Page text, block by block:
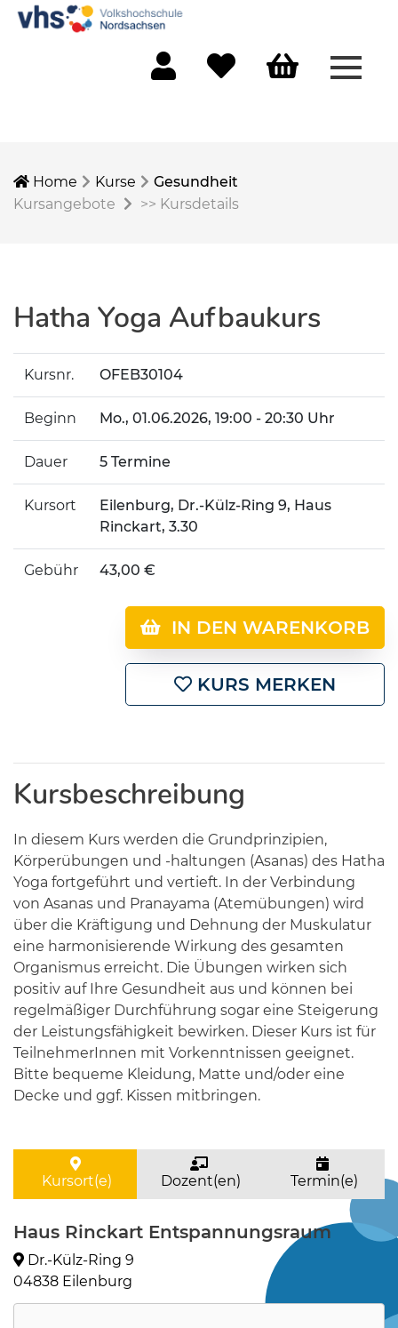
Home Kurse
Gesundheit
Kursangebote
>> Kursdetails
Hatha Yoga Aufbaukurs
Kursnr. OFEB30104
Beginn Mo., 01.06.2026, 19:00 - 20:30 Uhr
Dauer 5 Termine
Kursort
Eilenburg, Dr.-Külz-Ring 9, Haus
Rinckart, 3.30
Gebühr 43,00 €
IN DEN WARENKORB
KURS MERKEN
Kursbeschreibung
In diesem Kurs werden die Grundprinzipien,
Körperübungen und -haltungen (Asanas) des Hatha
Yoga fortgeführt und vertieft. In der Verbindung
von Asanas und Pranayama (Atemübungen) wird
über die Kräftigung und Dehnung der Muskulatur
eine harmonisierende Wirkung des gesamten
Organismus erreicht. Die Übungen wirken sich
positiv auf Ihre Gesundheit aus und können bei
regelmäßiger Durchführung sogar eine Steigerung
der Leistungsfähigkeit bewirken. Dieser Kurs ist für
TeilnehmerInnen mit Vorkenntnissen geeignet.
Bitte bequeme Kleidung, Matte und/oder eine
Decke und ggf. Kissen mitbringen.
Kursort(e) Dozent(en) Termin(e)
Haus Rinckart Entspannungsraum
Dr.-Külz-Ring 9
04838 Eilenburg